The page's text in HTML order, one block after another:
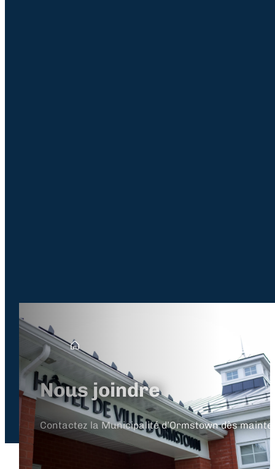
Accueil
Nous joindre
Contactez la Municipalité d’Ormstown dès